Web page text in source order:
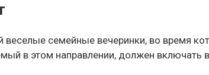
веселые семейные вечеринки, во время
в этом направлении, должен